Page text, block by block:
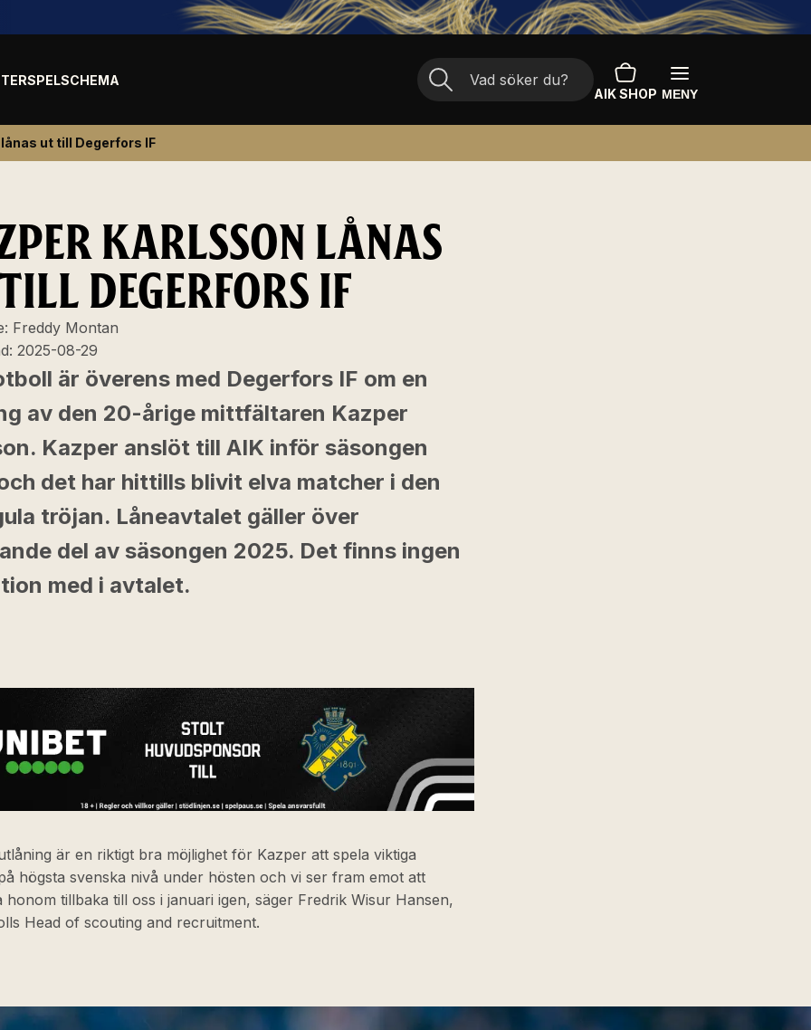
SPELSCHEMA
AIK SHOP MENY
ut till Degerfors IF
KARLSSON LÅNAS
DEGERFORS IF
Freddy Montan
2025-08-29
är överens med Degerfors IF om en
av den 20-årige mittfältaren Kazper
Kazper anslöt till AIK inför säsongen
det har hittills blivit elva matcher i den
tröjan. Låneavtalet gäller över
del av säsongen 2025. Det finns ingen
med i avtalet.
är en riktigt bra möjlighet för Kazper att spela viktiga
högsta svenska nivå under hösten och vi ser fram emot att
honom tillbaka till oss i januari igen, säger Fredrik Wisur Hansen,
Head of scouting and recruitment.